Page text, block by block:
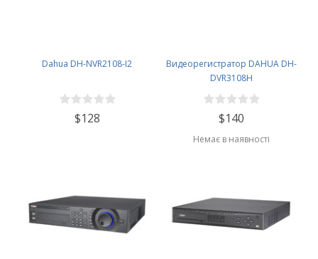
Dahua DH-NVR2108-I2
$128
Видеорегистратор DAHUA DH-
DVR3108H
$140
Немає в наявності